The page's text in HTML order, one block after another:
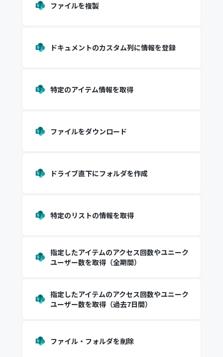
ファイルを複製
ドキュメントのカスタム列に情報を登録
特定のアイテム情報を取得
ファイルをダウンロード
ドライブ直下にフォルダを作成
特定のリストの情報を取得
指定したアイテムのアクセス回数やユニーク
ユーザー数を取得（全期間）
指定したアイテムのアクセス回数やユニーク
ユーザー数を取得（過去7日間）
ファイル・フォルダを削除